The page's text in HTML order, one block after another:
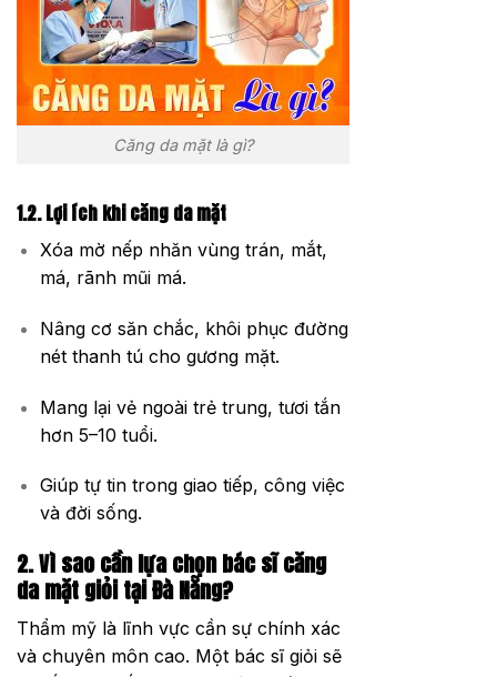
Căng da mặt là gì?
1.2. Lợi ích khi căng da mặt
Xóa mờ nếp nhăn vùng trán, mắt,
má, rãnh mũi má.
Nâng cơ săn chắc, khôi phục đường
nét thanh tú cho gương mặt.
Mang lại vẻ ngoài trẻ trung, tươi tắn
hơn 5–10 tuổi.
Giúp tự tin trong giao tiếp, công việc
và đời sống.
2. Vì sao cần lựa chọn bác sĩ căng
da mặt giỏi tại Đà Nẵng?
Thẩm mỹ là lĩnh vực cần sự chính xác
và chuyên môn cao. Một bác sĩ giỏi sẽ